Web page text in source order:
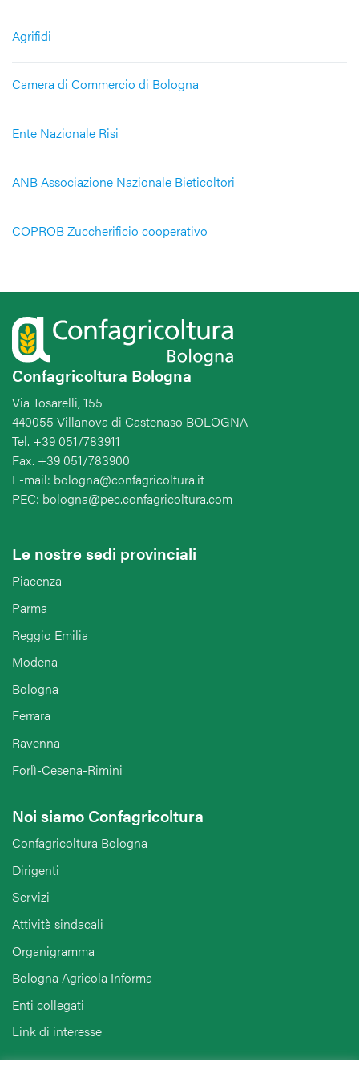
Agrifidi
Camera di Commercio di Bologna
Ente Nazionale Risi
ANB Associazione Nazionale Bieticoltori
COPROB Zuccherificio cooperativo
Confagricoltura Bologna
Via Tosarelli, 155
440055 Villanova di Castenaso BOLOGNA
Tel. +39 051/783911
Fax. +39 051/783900
E-mail: bologna@confagricoltura.it
PEC: bologna@pec.confagricoltura.com
Le nostre sedi provinciali
Piacenza
Parma
Reggio Emilia
Modena
Bologna
Ferrara
Ravenna
Forlì-Cesena-Rimini
Noi siamo Confagricoltura
Confagricoltura Bologna
Dirigenti
Servizi
Attività sindacali
Organigramma
Bologna Agricola Informa
Enti collegati
Link di interesse